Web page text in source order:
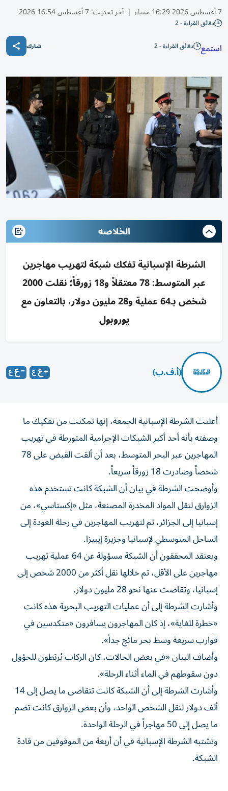
7 أغسطس 2026 16:29 مساء | آخر تحديث:7 أغسطس 16:54 2026
دقائق القراءة - 2
استمع دقائق القراءة - 2 شارك
الخلاصه
الشرطة الإسبانية تفكك شبكة لتهريب مهاجرين
عبر المتوسط: 78 معتقلاً و18 زورقاً؛ نقلت 2000
شخص بـ64 عملية و28 مليون دولار، بالتعاون مع
يوروبول
(أ.ف.ب)
أعلنت الشرطة الإسبانية الجمعة، إنها تمكنت من تفكيك ما
وصفته بأنه أحد أكبر الشبكات الإجرامية المتورطة في تهريب
المهاجرين عبر البحر المتوسط، بعد أن ألقت القبض على 78
شخصاً وصادرت 18 زورقاً سريعاً.
وأوضحت الشرطة في بيان أن الشبكة كانت تستخدم هذه
الزوارق لنقل المواد المخدرة المصنعة، مثل «إكستاسي»، من
إسبانيا إلى الجزائر، ثم لتهريب المهاجرين في رحلة العودة إلى
الساحل المتوسطي لإسبانيا وجزيرة إيبيزا.
ويعتقد المحققون أن الشبكة مسؤولة عن 64 عملية تهريب
مهاجرين على الأقل، تم خلالها نقل أكثر من 2000 شخص إلى
إسبانيا، وتقاضت عنها نحو 28 مليون دولار.
وأشارت الشرطة إلى أن عمليات التهريب البحرية هذه كانت
«خطرة للغاية»، إذ كان المهاجرون يسافرون «متكدسين في
قوارب سريعة وسط بحر مائج جداً».
وأضاف البيان «في بعض الحالات، كان الركاب يُربَطون للحؤول
دون سقوطهم في الماء أثناء الرحلة».
وأشارت الشرطة إلى أن الشبكة كانت تتقاضى ما يصل إلى 14
ألف دولار لنقل الشخص الواحد، وأن بعض الزوارق كانت تضم
ما يصل إلى 50 مهاجراً في الرحلة الواحدة.
وتشتبه الشرطة الإسبانية في أن أربعة من الموقوفين من قادة
الشبكة.